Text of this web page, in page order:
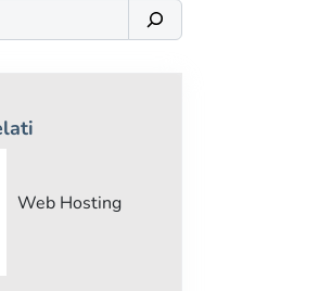
Web Hosting